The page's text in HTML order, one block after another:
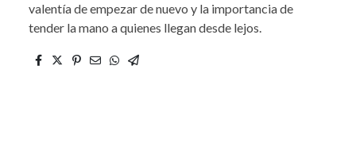
valentía de empezar de nuevo y la importancia de
tender la mano a quienes llegan desde lejos.